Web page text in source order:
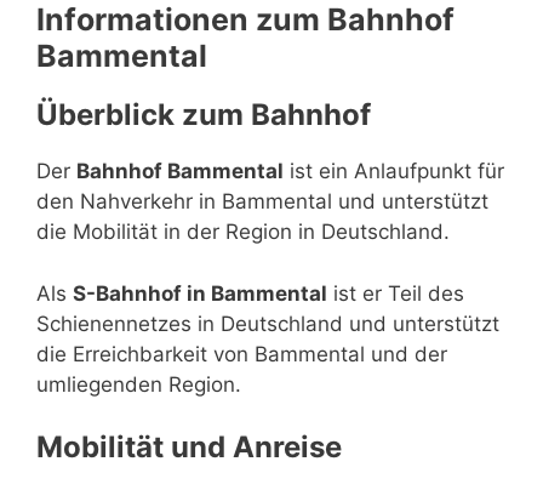
Informationen zum Bahnhof
Bammental
Überblick zum Bahnhof
Der Bahnhof Bammental ist ein Anlaufpunkt für
den Nahverkehr in Bammental und unterstützt
die Mobilität in der Region in Deutschland.
Als S-Bahnhof in Bammental ist er Teil des
Schienennetzes in Deutschland und unterstützt
die Erreichbarkeit von Bammental und der
umliegenden Region.
Mobilität und Anreise